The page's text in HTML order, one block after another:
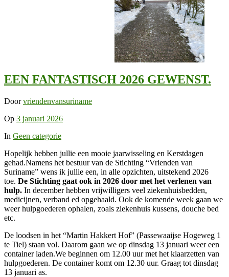
EEN FANTASTISCH 2026 GEWENST.
Doorvriendenvansuriname
Op 3 januari 2026
In Geen categorie
Hopelijk hebben jullie een mooie jaarwisseling en Kerstdagen
gehad.Namens het bestuur van de Stichting “Vrienden van
Suriname” wens ik jullie een, in alle opzichten, uitstekend 2026
toe. De Stichting gaat ook in 2026 door met het verlenen van
hulp. In december hebben vrijwilligers veel ziekenhuisbedden,
medicijnen, verband ed opgehaald. Ook de komende week gaan we
weer hulpgoederen ophalen, zoals ziekenhuis kussens, douche bed
etc.
De loodsen in het “Martin Hakkert Hof” (Passewaaijse Hogeweg 1
te Tiel) staan vol. Daarom gaan we op dinsdag 13 januari weer een
container laden.We beginnen om 12.00 uur met het klaarzetten van
hulpgoederen. De container komt om 12.30 uur. Graag tot dinsdag
13 januari as.